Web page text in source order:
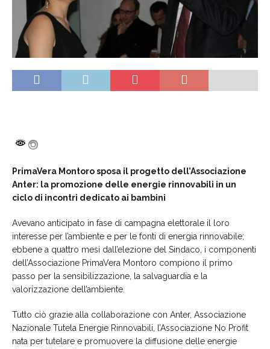
PrimaVera Montoro sposa il progetto dell’Associazione
Anter: la promozione delle energie rinnovabili in un
ciclo di incontri dedicato ai bambini
Avevano anticipato in fase di campagna elettorale il loro
interesse per l’ambiente e per le fonti di energia rinnovabile;
ebbene a quattro mesi dall’elezione del Sindaco, i componenti
dell’Associazione PrimaVera Montoro compiono il primo
passo per la sensibilizzazione, la salvaguardia e la
valorizzazione dell’ambiente.
Tutto ciò grazie alla collaborazione con Anter, Associazione
Nazionale Tutela Energie Rinnovabili, l’Associazione No Profit
nata per tutelare e promuovere la diffusione delle energie